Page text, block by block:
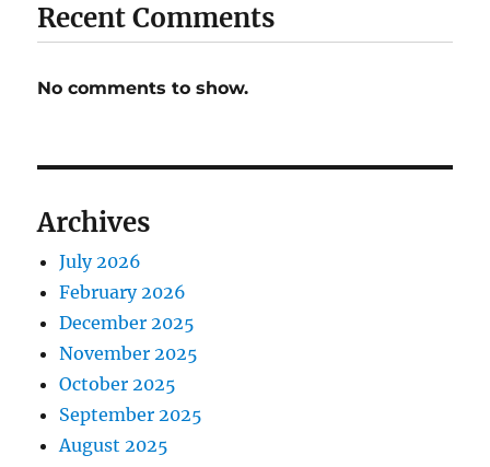
Recent Comments
No comments to show.
Archives
July 2026
February 2026
December 2025
November 2025
October 2025
September 2025
August 2025